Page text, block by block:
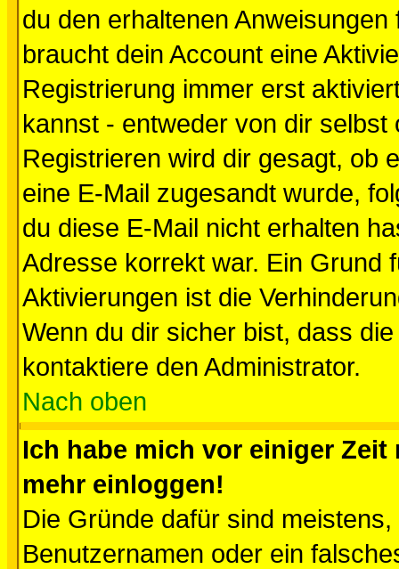
du den erhaltenen
braucht dein Account eine
Registrierung immer erst
kannst - entweder von dir selbst
Registrieren wird dir gesagt, ob
eine E-Mail zugesandt wurde,
du diese E-Mail nicht erhalten
Adresse korrekt war. Ein Grund
Aktivierungen ist die
Wenn du dir sicher bist, dass
kontaktiere den Administrator.
Nach oben
Ich habe mich vor einiger
mehr einloggen!
Die Gründe dafür sind
Benutzernamen oder ein